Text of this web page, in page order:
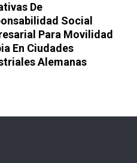
De
Social
Para Movilidad
En Ciudades
Alemanas